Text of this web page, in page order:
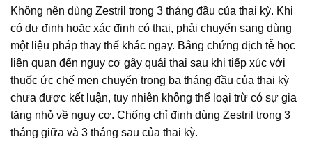
Không nên dùng Zestril trong 3 tháng đầu của thai kỳ. Khi
có dự định hoặc xác định có thai, phải chuyển sang dùng
một liệu pháp thay thế khác ngay. Bằng chứng dịch tễ học
liên quan đến nguy cơ gây quái thai sau khi tiếp xúc với
thuốc ức chế men chuyển trong ba tháng đầu của thai kỳ
chưa được kết luận, tuy nhiên không thể loại trừ có sự gia
tăng nhỏ về nguy cơ. Chống chỉ định dùng Zestril trong 3
tháng giữa và 3 tháng sau của thai kỳ.